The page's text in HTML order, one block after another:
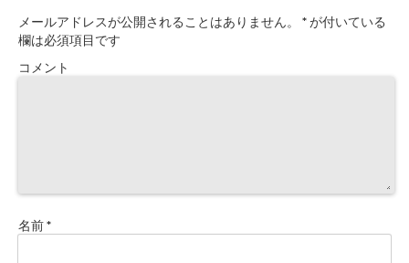
メールアドレスが公開されることはありません。 *が付いている
欄は必須項目です
コメント
名前*